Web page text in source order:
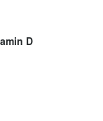
D